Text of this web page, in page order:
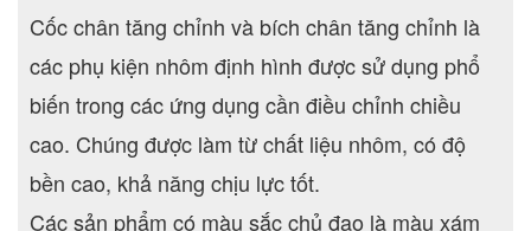
Cốc chân tăng chỉnh và bích chân tăng chỉnh là
các phụ kiện nhôm định hình được sử dụng phổ
biến trong các ứng dụng cần điều chỉnh chiều
cao. Chúng được làm từ chất liệu nhôm, có độ
bền cao, khả năng chịu lực tốt.
Các sản phẩm có màu sắc chủ đạo là màu xám